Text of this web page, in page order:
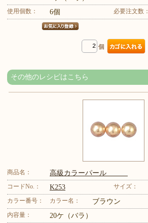
使用個数： 6個 必要注文数：
個
その他のレシピはこちら
商品名： 高級カラーパール
コードNo.： K253 サイズ：
カラー番号： カラー名： ブラウン
内容量： 20ケ（バラ）